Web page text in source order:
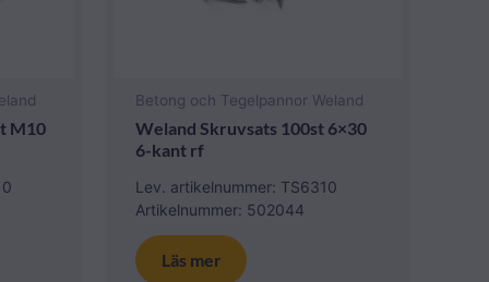
M10
Betong och Tegelpannor Weland
Weland Skruvsats 100st 6×30
6-kant rf
Lev. artikelnummer: TS6310
Artikelnummer: 502044
Läs mer